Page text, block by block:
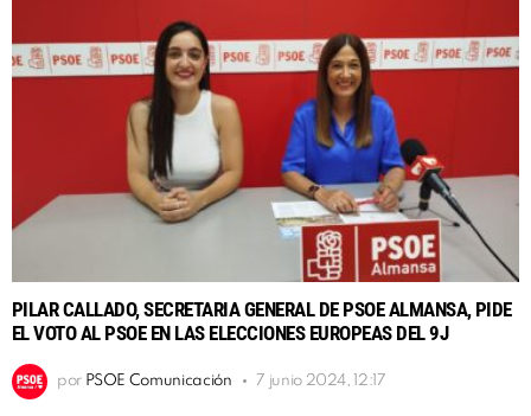
PILAR CALLADO, SECRETARIA GENERAL DE PSOE ALMANSA, PIDE
EL VOTO AL PSOE EN LAS ELECCIONES EUROPEAS DEL 9J
por PSOE Comunicación 7 junio 2024, 12:17